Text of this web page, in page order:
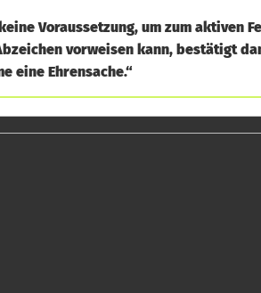
Voraussetzung, um zum aktiven
vorweisen kann, bestätigt
eine Ehrensache.“